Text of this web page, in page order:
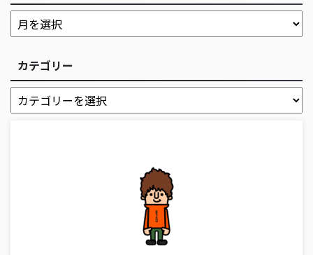
カテゴリー